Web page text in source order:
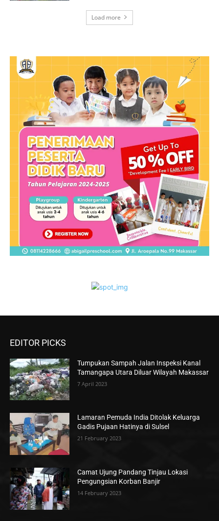
Load more
EDITOR PICKS
Tumpukan Sampah Jalan Inspeksi Kanal
Tamangapa Utara Diluar Wilayah Makassar
7 April 2023
Lamaran Pemuda India Ditolak Keluarga
Gadis Pujaan Hatinya di Sulsel
21 February 2023
Camat Ujung Pandang Tinjau Lokasi
Pengungsian Korban Banjir
14 February 2023